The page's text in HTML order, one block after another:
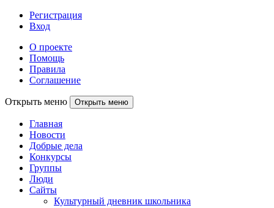
Регистрация
Вход
О проекте
Помощь
Правила
Соглашение
Открыть меню Открыть меню
Главная
Новости
Добрые дела
Конкурсы
Группы
Люди
Сайты
Культурный дневник школьника